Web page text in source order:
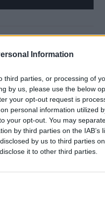
Information
third parties, or processing of
by us, please use the below
your opt-out request is
personal information utilized
your opt-out. You may
by third parties on the IAB’s
by us to third parties
it to other third parties.